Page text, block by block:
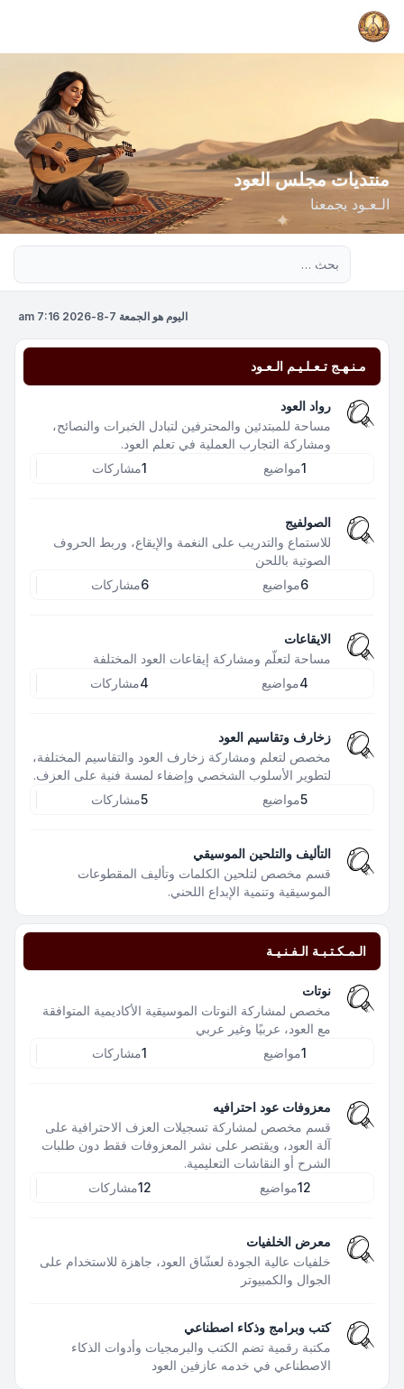
منتديات مجلس العود
الـعـود يجمعنا
اليوم هو الجمعة 7-8-2026 7:16 am
مـنـهـج تـعـلـيـم الـعـود
رواد العود
مساحة للمبتدئين والمحترفين لتبادل الخبرات والنصائح،
ومشاركة التجارب العملية في تعلم العود.
1مواضيع 1مشاركات
الصولفيج
للاستماع والتدريب على النغمة والإيقاع، وربط الحروف
الصوتية باللحن
6مواضيع 6مشاركات
الايقاعات
مساحة لتعلّم ومشاركة إيقاعات العود المختلفة
4مواضيع 4مشاركات
زخارف وتقاسيم العود
مخصص لتعلم ومشاركة زخارف العود والتقاسيم المختلفة،
لتطوير الأسلوب الشخصي وإضفاء لمسة فنية على العزف.
5مواضيع 5مشاركات
التأليف والتلحين الموسيقي
قسم مخصص لتلحين الكلمات وتأليف المقطوعات
الموسيقية وتنمية الإبداع اللحني.
الـمـكـتـبـة الـفـنـيـة
نوتات
مخصص لمشاركة النوتات الموسيقية الأكاديمية المتوافقة
مع العود، عربيًا وغير عربي
1مواضيع 1مشاركات
معزوفات عود احترافيه
قسم مخصص لمشاركة تسجيلات العزف الاحترافية على
آلة العود، ويقتصر على نشر المعزوفات فقط دون طلبات
الشرح أو النقاشات التعليمية.
12مواضيع 12مشاركات
معرض الخلفيات
خلفيات عالية الجودة لعشّاق العود، جاهزة للاستخدام على
الجوال والكمبيوتر
كتب وبرامج وذكاء اصطناعي
مكتبة رقمية تضم الكتب والبرمجيات وأدوات الذكاء
الاصطناعي في خدمه عازفين العود